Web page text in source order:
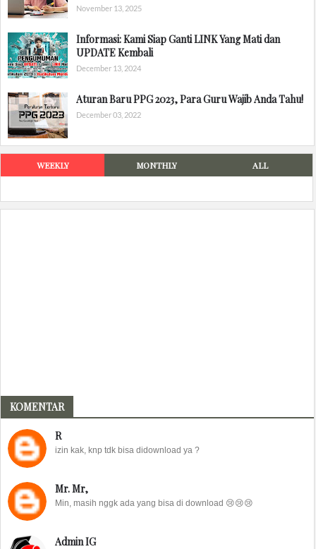
November 13, 2025
Informasi: Kami Siap Ganti LINK Yang Mati dan
UPDATE Kembali
December 13, 2024
Aturan Baru PPG 2023, Para Guru Wajib Anda Tahu!
December 03, 2022
WEEKLY MONTHLY ALL
KOMENTAR
R
izin kak, knp tdk bisa didownload ya ?
Mr. Mr,
Min, masih nggk ada yang bisa di download 😢😢😢
Admin IG